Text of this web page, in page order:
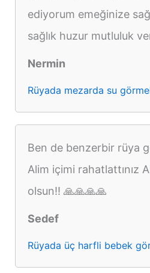
ediyorum emeğinize
sağlık huzur mutluluk
Nermin
Rüyada mezarda su
Ben de benzerbir rüya
Alim içimi rahatlattınız
olsun!! 🙏🙏🙏🙏
Sedef
Rüyada üç harfli bebek